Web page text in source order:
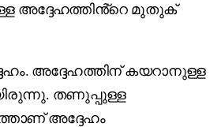
അദ്ദേഹത്തിൻ്റെ മുതുക്
അദ്ദേഹത്തിന് കയറാനുള്ള
തണുപ്പുള്ള
അദ്ദേഹം